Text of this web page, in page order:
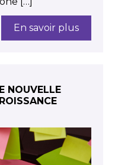
En savoir plus
NOUVELLE